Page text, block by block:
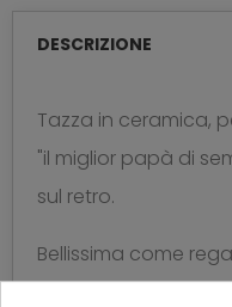
DESCRIZIONE
Tazza in ceramica,
"il miglior papà di
sul retro.
Bellissima come
compleanno o